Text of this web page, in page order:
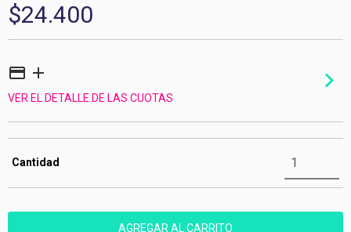
$24.400
VER EL DETALLE DE LAS CUOTAS
Cantidad